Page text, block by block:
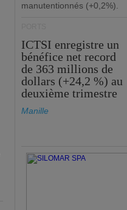
manutentionnés (+0,2%).
ICTSI enregistre un
bénéfice net record
de 363 millions de
dollars (+24,2 %) au
deuxième trimestre
Manille